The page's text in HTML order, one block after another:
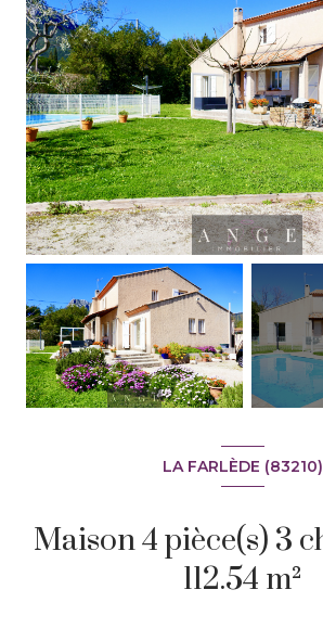
LA FARLÈDE (83210)
Maison 4 pièce(s) 3 chambre(s)
112.54 m²